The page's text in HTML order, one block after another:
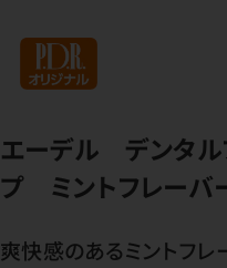
エーデル デンタ
プ ミントフレーバ
爽快感のあるミントフ